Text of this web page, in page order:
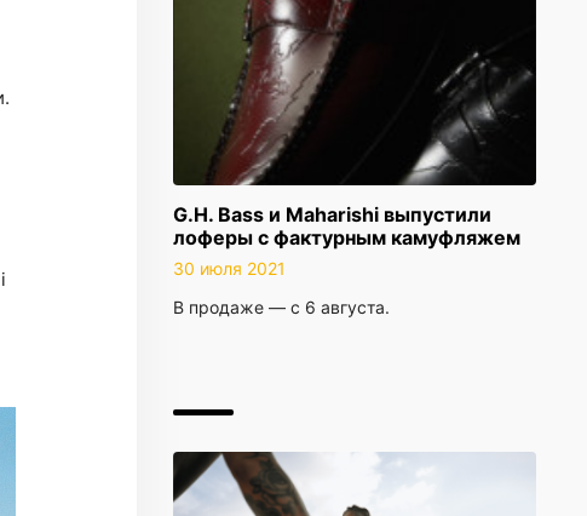
G.H. Bass и Maharishi выпустили
лоферы с фактурным камуфляжем
30 июля 2021
В продаже — с 6 августа.